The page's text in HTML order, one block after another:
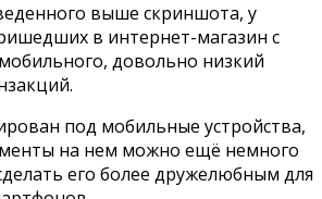
выше скриншота, у
в интернет-магазин с
довольно низкий
под мобильные устройства,
на нем можно ещё немного
его более дружелюбным для